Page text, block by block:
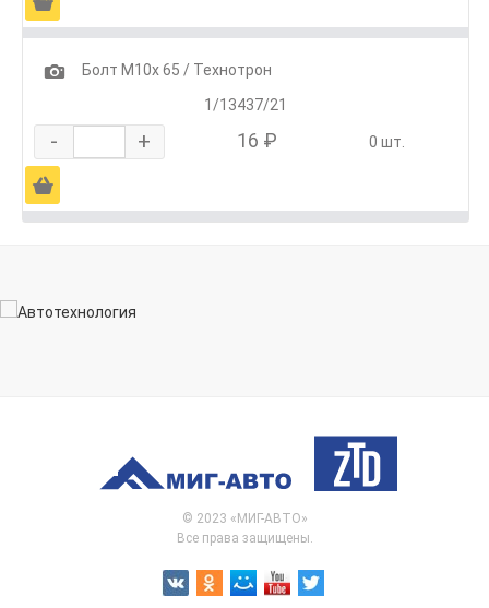
1
Болт М10х 65 / Технотрон
1/13437/21
- + 16 ₽ 0 шт.
Ä
© 2023 «МИГ-АВТО»
Все права защищены.